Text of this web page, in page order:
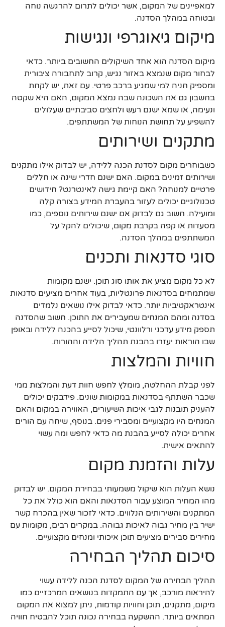
למאפיינים של המקום, אשר יכולים לתרום להרגשה נוחה
ובטוחה במהלך הסדנה.
מיקום גיאוגרפי ונגישות
מיקום הסדנה הוא אחד השיקולים החשובים ביותר. כדאי
לבחור מקום שנמצא באזור נגיש, קרוב לתחבורה ציבורית
ומספיק חניה למי שמגיע ברכב פרטי. עם זאת, יש לקחת
בחשבון גם את השכונה שבה נמצא המקום, האם היא שקטה
ונעימה, או שמא ישנם רעש ולחצים סביבתיים שעלולים
להשפיע על תחושת הנוחות של המשתתפים.
מתקנים ושירותים
כשבוחרים מקום לסדנת הכנה ללידה, יש לבדוק אילו מתקנים
ושירותים זמינים במקום. האם ישנם חדרי שינה או חללים
פרטיים למנוחה? האם קיימת גישה לאינטרנט? חידושים
טכנולוגיים יכולים לעזור בהעברת המידע בצורה קלה
ומועילה. חשוב גם לבדוק אם ישנם שירותים נוספים, כמו
מסעדות או קפה בקרבת מקום, שיכולים להקל על
המשתתפים במהלך הסדנה.
סוגי סדנאות ותכנים
לא כל מקום מציע את אותו סוג תוכן. ישנם מקומות
שמתמחים בסדנאות פרונטליות, בעוד אחרים מציעים סדנאות
אינטראקטיביות יותר. כדאי לבדוק אילו נושאים נלמדים
בסדנה ומהם המנחים שמעבירים את התוכן. חשוב שהסדנה
תספק מידע עדכני ורלוונטי, שיכול לסייע בהכנה ללידה ובאופן
שבו הוראות יעזרו בהבנת תהליך הלידה וההורות.
חוויות והמלצות
לפני קבלת ההחלטה, מומלץ לחפש חוות דעת והמלצות ממי
שכבר השתתף בסדנאות במקומות שונים. פידבקים יכולים
להעניק תובנות לגבי איכות השיעורים, האווירה במקום והאם
המנחים היו מקצועיים ומסבירי פנים. בנוסף, שיחה עם הורים
אחרים יכולה לסייע בהבנת מה כדאי לחפש ומה עשוי
להתאים אישית.
עלות והזמנת מקום
נושא העלות הוא שיקול משמעותי בבחירת המקום. יש לבדוק
מהו המחיר המוצע עבור הסדנאות והאם הוא כולל את כל
המתקנים והשירותים הנלווים. כדאי לזכור שאין בהכרח קשר
ישיר בין מחיר גבוה לאיכות גבוהה. במקרים רבים, מקומות עם
מחירים סבירים מציעים תוכן איכותי ומנחים מקצועיים.
סיכום תהליך הבחירה
תהליך הבחירה של המקום לסדנת הכנה ללידה עשוי
להיראות מורכב, אך עם התמקדות בנושאים המרכזיים כמו
מיקום, מתקנים, תוכן וחוויות קודמות, ניתן למצוא את המקום
המתאים ביותר. ההשקעה בבחירה נכונה תוכל להבטיח חוויה